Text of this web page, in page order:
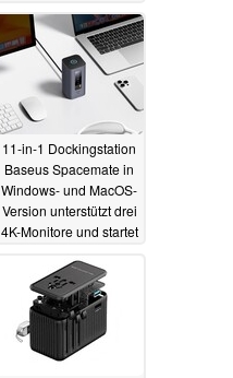
16.10.2024
11-in-1 Dockingstation
Baseus Spacemate in
Windows- und MacOS-
Version unterstützt drei
4K-Monitore und startet